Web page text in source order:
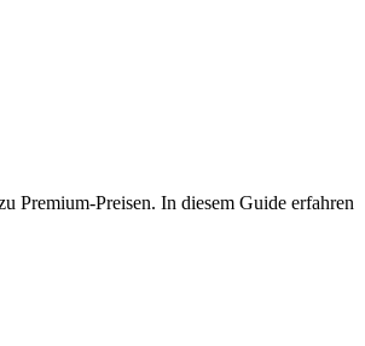
Premium-Preisen. In diesem Guide erfahren